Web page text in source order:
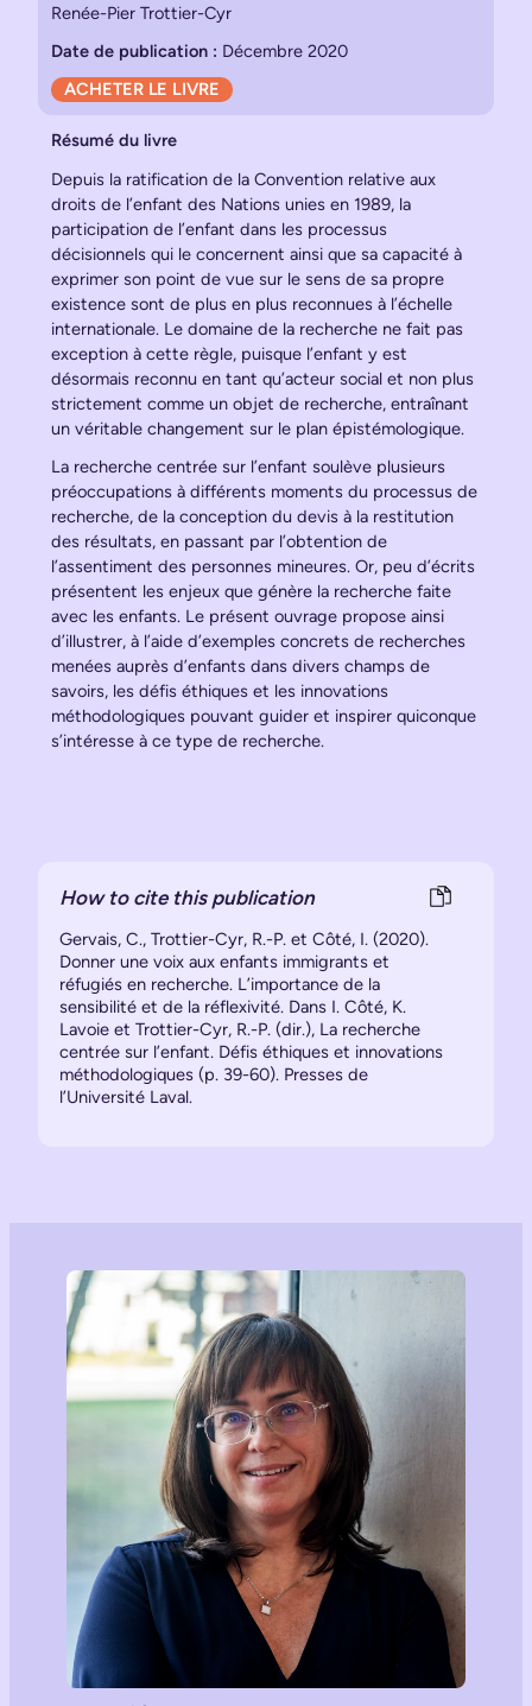
Renée-Pier Trottier-Cyr
Date de publication : Décembre 2020
ACHETER LE LIVRE
Résumé du livre
Depuis la ratification de la Convention relative aux
droits de l’enfant des Nations unies en 1989, la
participation de l’enfant dans les processus
décisionnels qui le concernent ainsi que sa capacité à
exprimer son point de vue sur le sens de sa propre
existence sont de plus en plus reconnues à l’échelle
internationale. Le domaine de la recherche ne fait pas
exception à cette règle, puisque l’enfant y est
désormais reconnu en tant qu’acteur social et non plus
strictement comme un objet de recherche, entraînant
un véritable changement sur le plan épistémologique.
La recherche centrée sur l’enfant soulève plusieurs
préoccupations à différents moments du processus de
recherche, de la conception du devis à la restitution
des résultats, en passant par l’obtention de
l’assentiment des personnes mineures. Or, peu d’écrits
présentent les enjeux que génère la recherche faite
avec les enfants. Le présent ouvrage propose ainsi
d’illustrer, à l’aide d’exemples concrets de recherches
menées auprès d’enfants dans divers champs de
savoirs, les défis éthiques et les innovations
méthodologiques pouvant guider et inspirer quiconque
s’intéresse à ce type de recherche.
How to cite this publication
Gervais, C., Trottier-Cyr, R.-P. et Côté, I. (2020).
Donner une voix aux enfants immigrants et
réfugiés en recherche. L’importance de la
sensibilité et de la réflexivité. Dans I. Côté, K.
Lavoie et Trottier-Cyr, R.-P. (dir.), La recherche
centrée sur l’enfant. Défis éthiques et innovations
méthodologiques (p. 39-60). Presses de
l’Université Laval.